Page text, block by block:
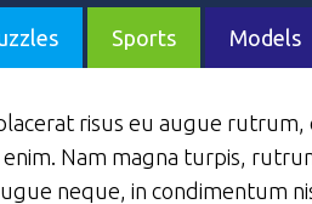
Sports Models
risus eu augue
Nam magna turpis,
neque, in condimentum